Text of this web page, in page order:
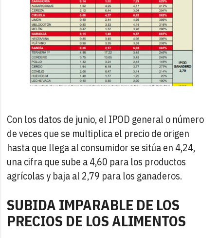
Con los datos de junio, el IPOD general o número
de veces que se multiplica el precio de origen
hasta que llega al consumidor se sitúa en 4,24,
una cifra que sube a 4,60 para los productos
agrícolas y baja al 2,79 para los ganaderos.
SUBIDA IMPARABLE DE LOS
PRECIOS DE LOS ALIMENTOS